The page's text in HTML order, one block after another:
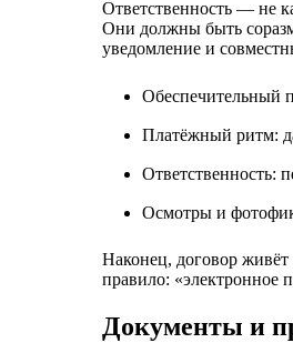
Ответственность — не
Они должны быть
уведомление и
Обеспечительный
Платёжный ритм:
Ответственность:
Осмотры и
Наконец, договор
правило: «электронное
Документы и